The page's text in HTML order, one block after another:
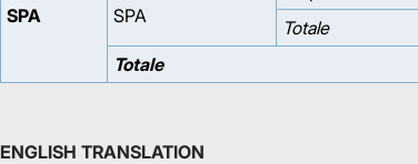
SPA
SPA
Totale
Totale
ENGLISH TRANSLATION